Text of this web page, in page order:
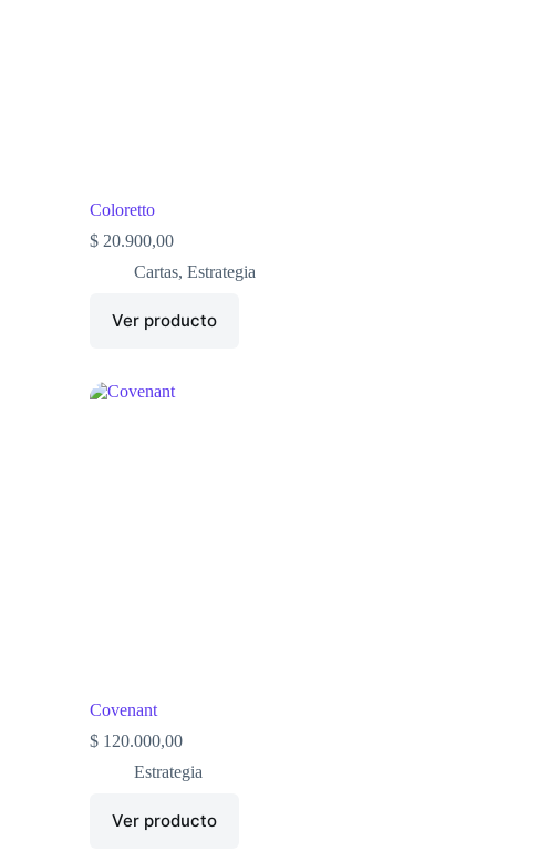
Coloretto
$20.900,00
Cartas, Estrategia
Ver producto
Covenant
$120.000,00
Estrategia
Ver producto